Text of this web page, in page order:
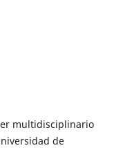
multidisciplinario
de